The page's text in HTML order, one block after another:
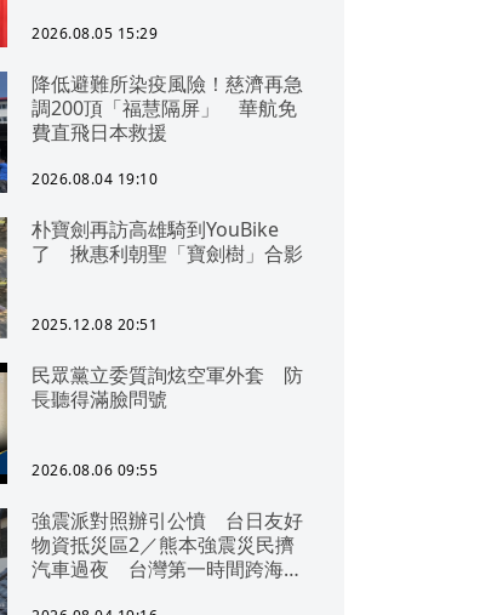
2026.08.05 15:29
降低避難所染疫風險！慈濟再急
調200頂「福慧隔屏」 華航免
費直飛日本救援
2026.08.04 19:10
朴寶劍再訪高雄騎到YouBike
了 揪惠利朝聖「寶劍樹」合影
2025.12.08 20:51
民眾黨立委質詢炫空軍外套 防
長聽得滿臉問號
2026.08.06 09:55
強震派對照辦引公憤 台日友好
物資抵災區2／熊本強震災民擠
汽車過夜 台灣第一時間跨海急